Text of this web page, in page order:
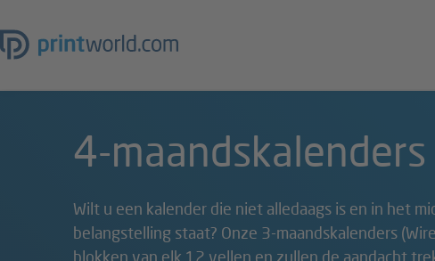
4-
Wilt u een kalender die niet alledaags is en in het
belangstelling staat? Onze 3-maandskalenders
blokken van elk 12 vellen en zullen de aandacht